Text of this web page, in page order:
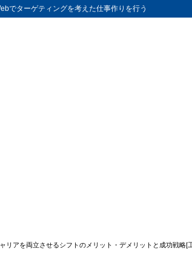
でターゲティングを考えた仕事作りを行う
リアを両立させるシフトのメリット・デメリットと成功戦略[